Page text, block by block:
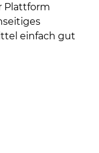
Plattform
einfach gut